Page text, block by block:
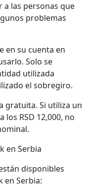
las personas que
problemas
en su cuenta en
Solo se
utilizada
el sobregiro.
gratuita. Si utiliza un
RSD 12,000, no
en Serbia
disponibles
en Serbia: